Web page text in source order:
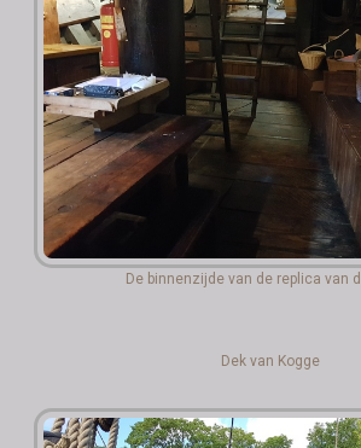
De binnenzijde van de replica van
Dek van Kogge